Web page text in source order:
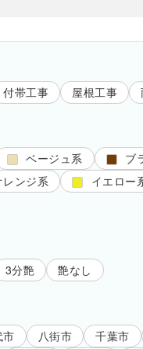
付帯工事 屋根工事
ベージュ系 ブ
レンジ系 イエロー
3分艶 艶なし
市 八街市 千葉市